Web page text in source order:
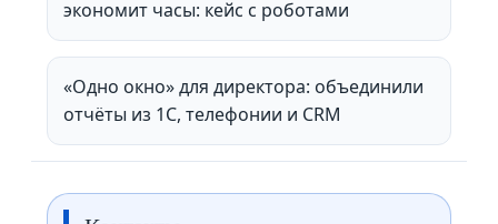
экономит часы: кейс с роботами
«Одно окно» для директора: объединили
отчёты из 1С, телефонии и CRM